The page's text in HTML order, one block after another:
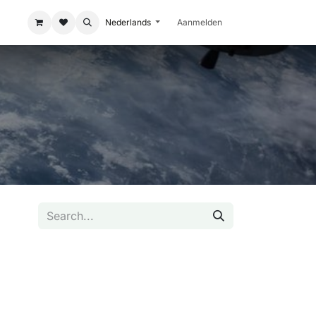
Nederlands Aanmelden